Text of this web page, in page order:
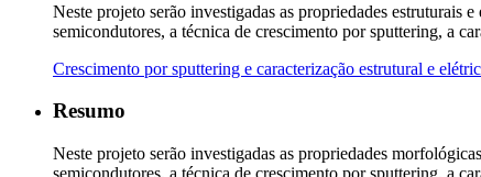
Neste projeto serão investigadas as propriedades
semicondutores, a técnica de crescimento por sputtering, a
Crescimento por sputtering e caracterização estrutural e
Resumo
Neste projeto serão investigadas as propriedades
semicondutores, a técnica de crescimento por sputtering, a